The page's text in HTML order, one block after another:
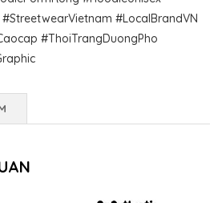
#LocalBrandVN
#ThoiTrangDuongPho